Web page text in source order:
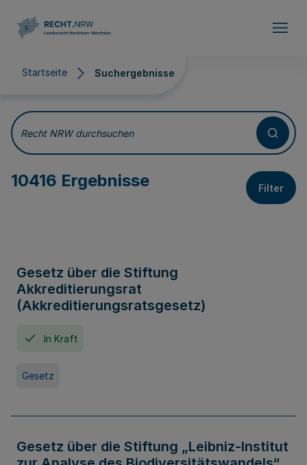
Startseite Suchergebnisse
Suchergebnisse
Recht NRW durchsuchen
10416 Ergebnisse Filter
Gesetz über die Stiftung
Akkreditierungsrat
(Akkreditierungsratsgesetz)
In Kraft
Gesetz
Gesetz über die Stiftung „Leibniz-Institut